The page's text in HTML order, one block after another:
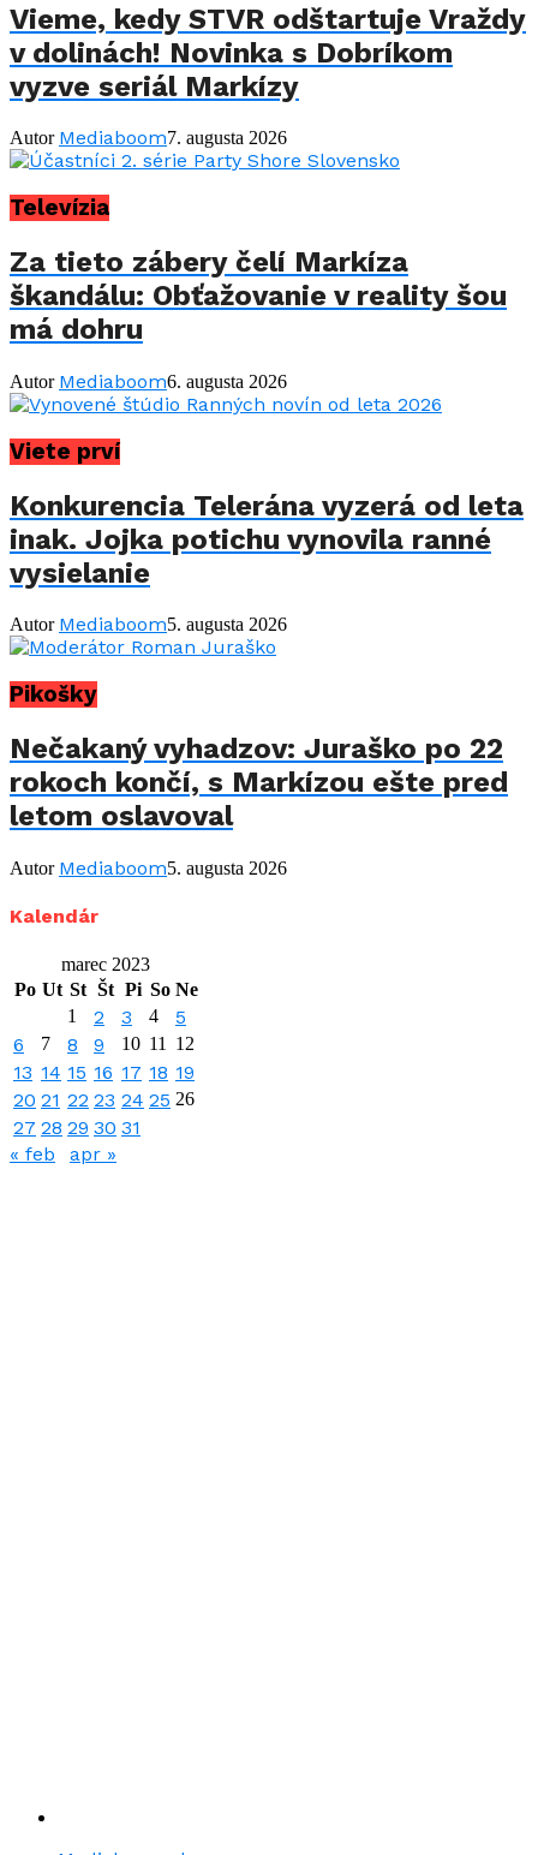
Vieme, kedy STVR odštartuje Vraždy
v dolinách! Novinka s Dobríkom
vyzve seriál Markízy
Autor Mediaboom7. augusta 2026
Televízia
Za tieto zábery čelí Markíza
škandálu: Obťažovanie v reality šou
má dohru
Autor Mediaboom6. augusta 2026
Viete prví
Konkurencia Telerána vyzerá od leta
inak. Jojka potichu vynovila ranné
vysielanie
Autor Mediaboom5. augusta 2026
Pikošky
Nečakaný vyhadzov: Juraško po 22
rokoch končí, s Markízou ešte pred
letom oslavoval
Autor Mediaboom5. augusta 2026
Kalendár
marec 2023
Po Ut St Št Pi So Ne
1
2 3 4
5
6
7 8 9 10 11 12
13 14 15 16 17 18 19
20 21 22 23 24 25 26
27 28 29 30 31
« feb
apr »